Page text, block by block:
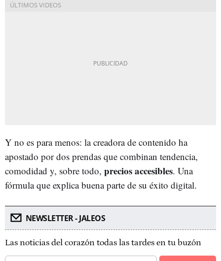
Y no es para menos: la creadora de contenido ha
apostado por dos prendas que combinan tendencia,
comodidad y, sobre todo, precios accesibles. Una
fórmula que explica buena parte de su éxito digital.
NEWSLETTER - JALEOS
Las noticias del corazón todas las tardes en tu buzón